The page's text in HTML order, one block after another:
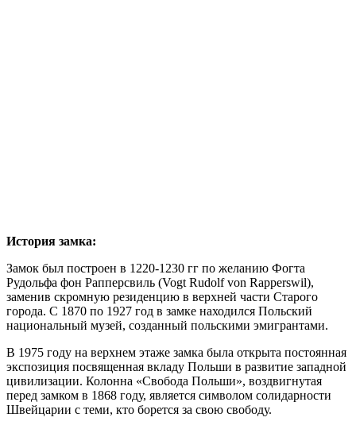
История замка:
Замок был построен в 1220-1230 гг по желанию Фогта
Рудольфа фон Рапперсвиль (Vogt Rudolf von Rapperswil),
заменив скромную резиденцию в верхней части Старого
города. С 1870 по 1927 год в замке находился Польский
национальный музей, созданный польскими эмигрантами.
В 1975 году на верхнем этаже замка была открыта постоянная
экспозиция посвященная вкладу Польши в развитие западной
цивилизации. Колонна «Свобода Польши», воздвигнутая
перед замком в 1868 году, является символом солидарности
Швейцарии с теми, кто борется за свою свободу.